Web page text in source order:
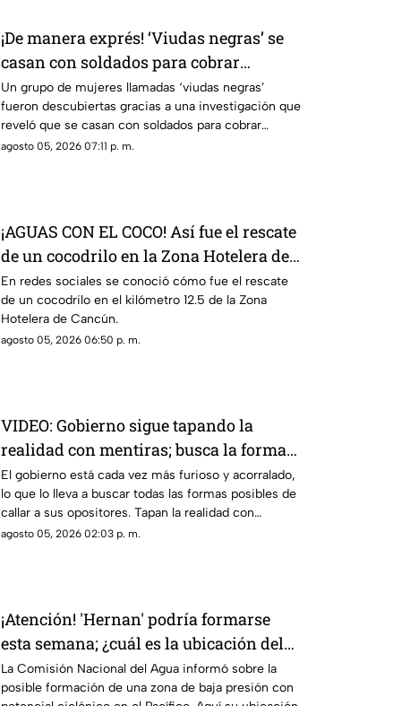
¡De manera exprés! ‘Viudas negras’ se
casan con soldados para cobrar
indemnizaciones
Un grupo de mujeres llamadas ‘viudas negras’
fueron descubiertas gracias a una investigación que
reveló que se casan con soldados para cobrar
indemnizaciones.
agosto 05, 2026 07:11 p. m.
¡AGUAS CON EL COCO! Así fue el rescate
de un cocodrilo en la Zona Hotelera de
Cancún
En redes sociales se conoció cómo fue el rescate
de un cocodrilo en el kilómetro 12.5 de la Zona
Hotelera de Cancún.
agosto 05, 2026 06:50 p. m.
VIDEO: Gobierno sigue tapando la
realidad con mentiras; busca la forma
de callar a sus opositores
El gobierno está cada vez más furioso y acorralado,
lo que lo lleva a buscar todas las formas posibles de
callar a sus opositores. Tapan la realidad con
mentiras, esconden situaciones como los vínculos
agosto 05, 2026 02:03 p. m.
¡Atención! 'Hernan' podría formarse
esta semana; ¿cuál es la ubicación del
potencial ciclón tropical?
La Comisión Nacional del Agua informó sobre la
posible formación de una zona de baja presión con